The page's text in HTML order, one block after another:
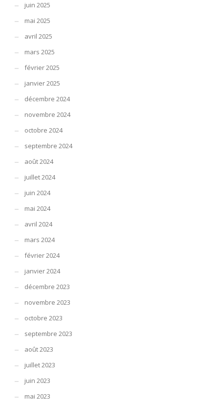
juin 2025
mai 2025
avril 2025
mars 2025
février 2025
janvier 2025
décembre 2024
novembre 2024
octobre 2024
septembre 2024
août 2024
juillet 2024
juin 2024
mai 2024
avril 2024
mars 2024
février 2024
janvier 2024
décembre 2023
novembre 2023
octobre 2023
septembre 2023
août 2023
juillet 2023
juin 2023
mai 2023